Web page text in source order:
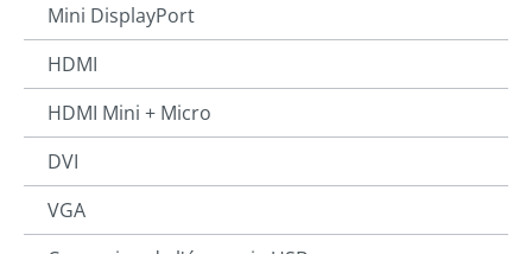
Mini DisplayPort
HDMI
HDMI Mini + Micro
DVI
VGA